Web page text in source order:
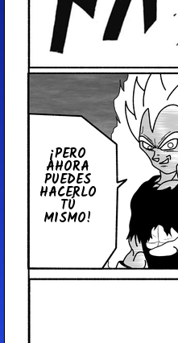
¡PERO
AHORA
PUEDES
HACERLO
TÚ
MISMO!